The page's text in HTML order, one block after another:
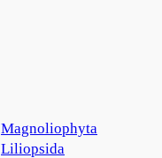
Magnoliophyta
Liliopsida